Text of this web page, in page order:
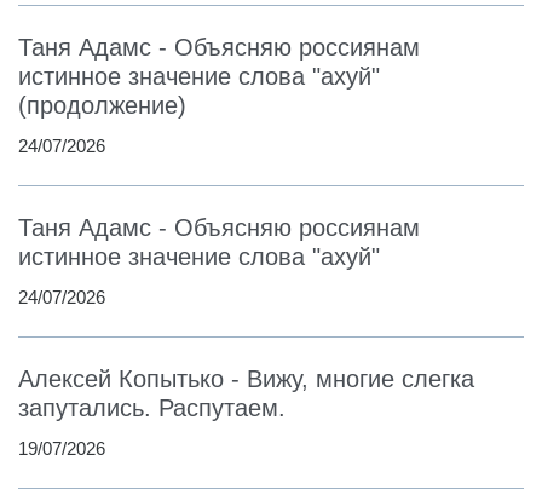
Таня Адамс - Объясняю россиянам
истинное значение слова "ахуй"
(продолжение)
24/07/2026
Таня Адамс - Объясняю россиянам
истинное значение слова "ахуй"
24/07/2026
Алексей Копытько - Вижу, многие слегка
запутались. Распутаем.
19/07/2026